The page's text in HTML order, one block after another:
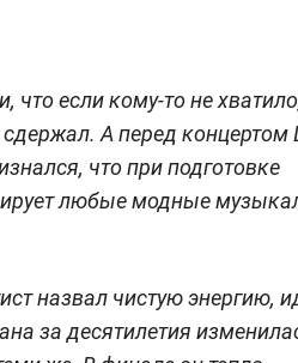
если кому-то не
сдержал. А перед
что при подготовке
любые модные
назвал чистую энергию,
за десятилетия